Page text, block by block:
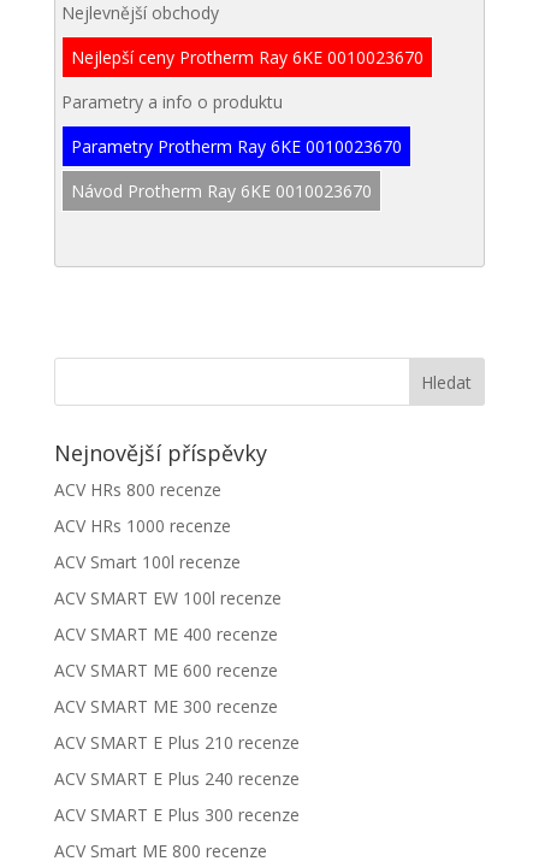
Nejlevnější obchody
Nejlepší ceny Protherm Ray 6KE 0010023670
Parametry a info o produktu
Parametry Protherm Ray 6KE 0010023670
Návod Protherm Ray 6KE 0010023670
Nejnovější příspěvky
ACV HRs 800 recenze
ACV HRs 1000 recenze
ACV Smart 100l recenze
ACV SMART EW 100l recenze
ACV SMART ME 400 recenze
ACV SMART ME 600 recenze
ACV SMART ME 300 recenze
ACV SMART E Plus 210 recenze
ACV SMART E Plus 240 recenze
ACV SMART E Plus 300 recenze
ACV Smart ME 800 recenze